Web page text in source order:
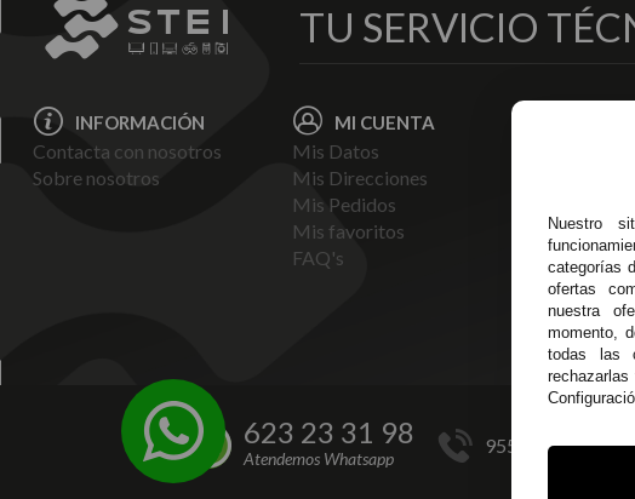
TU SERVICIO
INFORMACIÓN
Contacta con nosotros
Sobre nosotros
MI CUENTA
Mis Datos
Mis Direcciones
Mis Pedidos
Mis favoritos
FAQ's
Entregas y
Pago Seguro
Terminos y
Condiciones
Políticas de
623 23 31 98
Atendemos Whatsapp
955 44 45 43/
Nuestro
categorías
ofertas
nuestra
momento,
todas las